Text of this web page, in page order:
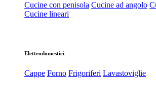
Cucine con penisola Cucine ad angolo
Cucine lineari
Elettrodomestici
Cappe Forno Frigoriferi Lavastoviglie